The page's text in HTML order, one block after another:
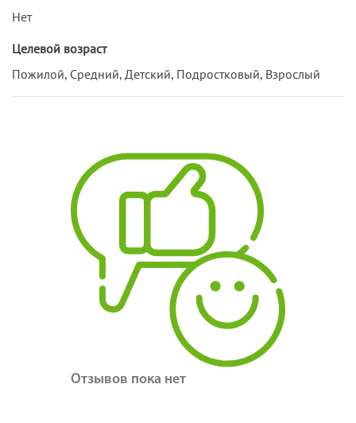
Нет
Целевой возраст
Пожилой, Средний, Детский, Подростковый, Взрослый
Отзывов пока нет